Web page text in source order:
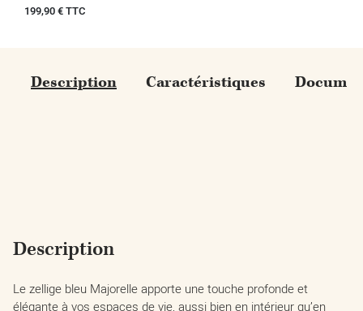
Prix
199,90 € TTC
Description Caractéristiques
Description
Le zellige bleu Majorelle apporte une touche profonde et
élégante à vos espaces de vie, aussi bien en intérieur qu’en